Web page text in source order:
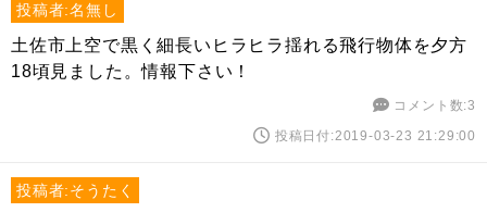
投稿者:名無し
土佐市上空で黒く細長いヒラヒラ揺れる飛行物体を夕方
18頃見ました。情報下さい！
コメント数:3
投稿日付:2019-03-23 21:29:00
投稿者:そうたく